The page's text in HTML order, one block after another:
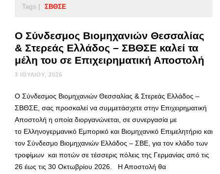
Tags | ΣΒΘΣΕ
Ο Σύνδεσμος Βιομηχανιών Θεσσαλίας
& Στερεάς Ελλάδος – ΣΒΘΣΕ καλεί τα
μέλη του σε Επιχειρηματική Αποστολή
3 ΙΟΥΛΊΟΥ, 2026
Ο Σύνδεσμος Βιομηχανιών Θεσσαλίας & Στερεάς Ελλάδος –
ΣΒΘΣΕ, σας προσκαλεί να συμμετάσχετε στην Επιχειρηματική
Αποστολή η οποία διοργανώνεται, σε συνεργασία με
το Ελληνογερμανικό Εμπορικό και Βιομηχανικό Επιμελητήριο και
τον Σύνδεσμο Βιομηχανιών Ελλάδος – ΣΒΕ, για τον κλάδο των
τροφίμων και ποτών σε τέσσερις πόλεις της Γερμανίας από τις
26 έως τις 30 Οκτωβρίου 2026. Η Αποστολή θα